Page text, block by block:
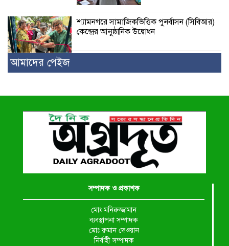
শ্যামনগরে সামাজিকভিত্তিক পুনর্বাসন (সিবিআর)
কেন্দ্রের আনুষ্ঠানিক উদ্বোধন
আমাদের পেইজ
সম্পাদক ও প্রকাশক
মোঃ মনিরুজ্জামান
ব্যবস্থাপনা সম্পাদক
মোঃ রুমান দেওয়ান
নির্বাহী সম্পাদক